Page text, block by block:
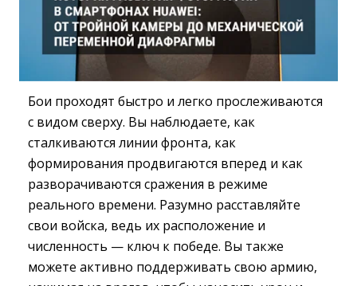
Бои проходят быстро и легко прослеживаются
с видом сверху. Вы наблюдаете, как
сталкиваются линии фронта, как
формирования продвигаются вперед и как
разворачиваются сражения в режиме
реального времени. Разумно расставляйте
свои войска, ведь их расположение и
численность — ключ к победе. Вы также
можете активно поддерживать свою армию,